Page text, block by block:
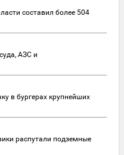
составил более 504
АЗС и
в бургерах крупнейших
распутали подземные